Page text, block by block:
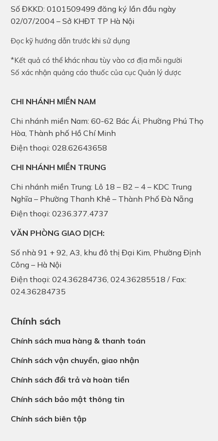
Số ĐKKD: 0101509499 đăng ký lần đầu ngày
02/07/2004 – Sở KHĐT TP Hà Nội
Đọc kỹ hướng dẫn trước khi sử dụng
*Kết quả có thể khác nhau tùy vào cơ địa mỗi người
Số xác nhận quảng cáo thuốc của cục Quản lý dược
CHI NHÁNH MIỀN NAM
Chi nhánh miền Nam: 60-62 Bác Ái, Phường Phú Thọ
Hòa, Thành phố Hồ Chí Minh
Điện thoại: 028.62643658
CHI NHÁNH MIỀN TRUNG
Chi nhánh miền Trung: Lô 18 – B2 – 4 – KDC Trung
Nghĩa – Phường Thanh Khê – Thành Phố Đà Nẵng
Điện thoại: 0236.377.4737
VĂN PHÒNG GIAO DỊCH:
Số nhà 91 + 92, A3, khu đô thị Đại Kim, Phường Định
Công – Hà Nội
Điện thoại: 024.36284736, 024.36285518 / Fax:
024.36284735
Chính sách
Chính sách mua hàng & thanh toán
Chính sách vận chuyển, giao nhận
Chính sách đổi trả và hoàn tiền
Chính sách bảo mật thông tin
Chính sách biên tập